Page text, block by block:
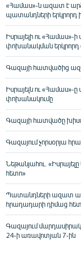
«Համաս»-ն ազատ է
պատանդների երկրորդ
Իսրայելի ու «Համաս»-
փոխանակման երկրորդ
Գազայի հատվածից
Իսրայելն ու «Համաս»-
փոխանակումը
Գազայի հատվածը
Գազայում չորսօրյա
Նեթանյահու.
հետո»
Պատանդների ազատ
հրադադարի դիմաց
Գազայում
24-ի առավոտյան 7-ին